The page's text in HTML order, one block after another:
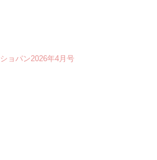
ショパン2026年4月号